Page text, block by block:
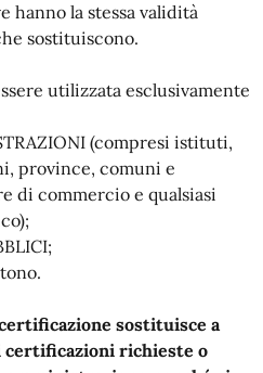
hanno la stessa validità
sostituiscono.
utilizzata esclusivamente
(compresi istituti,
province, comuni e
di commercio e qualsiasi
sostituisce a
richieste o